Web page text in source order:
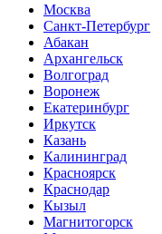
Москва
Санкт-Петербург
Абакан
Архангельск
Волгоград
Воронеж
Екатеринбург
Иркутск
Казань
Калининград
Красноярск
Краснодар
Кызыл
Магнитогорск